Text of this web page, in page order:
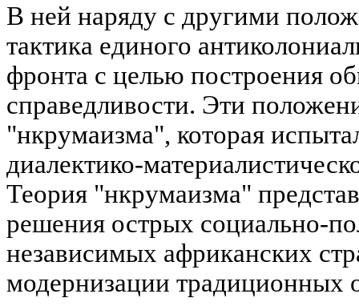
В ней наряду с другими
тактика единого
фронта с целью построения
справедливости. Эти
"нкрумаизма", которая
диалектико-
Теория "нкрумаизма"
решения острых социально-
независимых африканских
модернизации традиционных